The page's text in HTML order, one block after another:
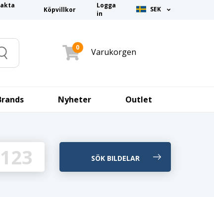
Köpvillkor
Logga
in
SEK
Search
0 Varukorgen
Nyheter Outlet